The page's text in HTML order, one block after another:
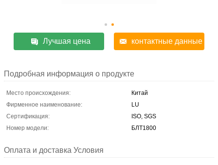
Лучшая цена контактные данные
Подробная информация о продукте
Место происхождения:
Китай
Фирменное наименование:
LU
Сертификация:
ISO, SGS
Номер модели:
БЛТ1800
Оплата и доставка Условия